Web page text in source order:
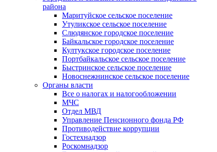
района
Маритуйское сельское поселение
Утуликское сельское поселение
Слюдянское городское поселение
Байкальское городское поселение
Култукское городское поселение
Портбайкальское сельское поселение
Быстринское сельское поселение
Новоснежнинское сельское поселение
Органы власти
Все о налогах и налогообложении
МЧС
Отдел МВД
Управление Пенсионного фонда РФ
Противодействие коррупции
Гостехнадзор
Роскомнадзор